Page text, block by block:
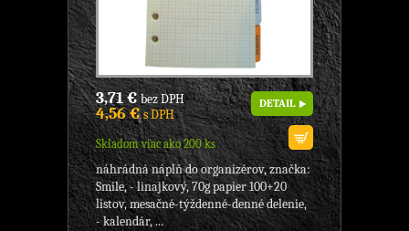
3,71 €bez DPH
4,56 €s DPH
Skladom viac ako 200 ks
DETAIL
náhrádná náplň do organizérov, značka:
Smile, - linajkový, 70g papier 100+20
listov, mesačné-týždenné-denné delenie,
- kalendár, ...